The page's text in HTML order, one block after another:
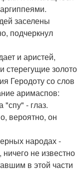
заселены
подчеркнул
и аристей,
стерегущие золото
Геродоту со слов
аримаспов:
- глаз.
вероятно, он
народах -
не известно
в этой части